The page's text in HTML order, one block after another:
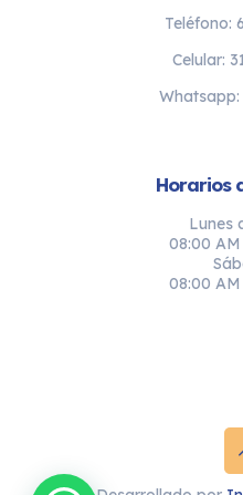
Teléfono:
Celular:
Whatsapp:
Horarios
Lunes
08:00
08:00